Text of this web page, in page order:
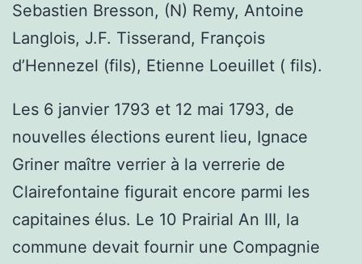
Sebastien Bresson, (N) Remy, Antoine
Langlois, J.F. Tisserand, François
d’Hennezel (fils), Etienne Loeuillet ( fils).
Les 6 janvier 1793 et 12 mai 1793, de
nouvelles élections eurent lieu, Ignace
Griner maître verrier à la verrerie de
Clairefontaine figurait encore parmi les
capitaines élus. Le 10 Prairial An III, la
commune devait fournir une Compagnie